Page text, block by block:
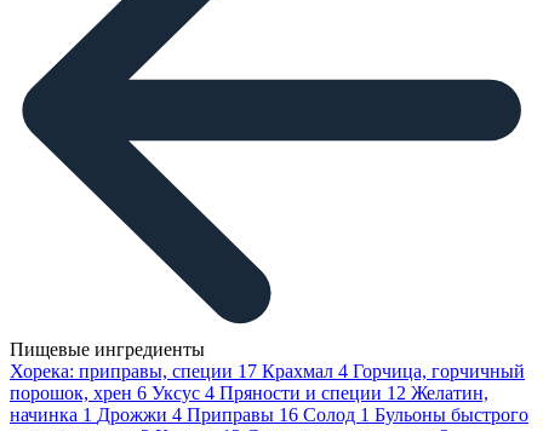
Пищевые ингредиенты
Хорека: приправы, специи 17 Крахмал 4 Горчица, горчичный
порошок, хрен 6 Уксус 4 Пряности и специи 12 Желатин,
начинка 1 Дрожжи 4 Приправы 16 Солод 1 Бульоны быстрого